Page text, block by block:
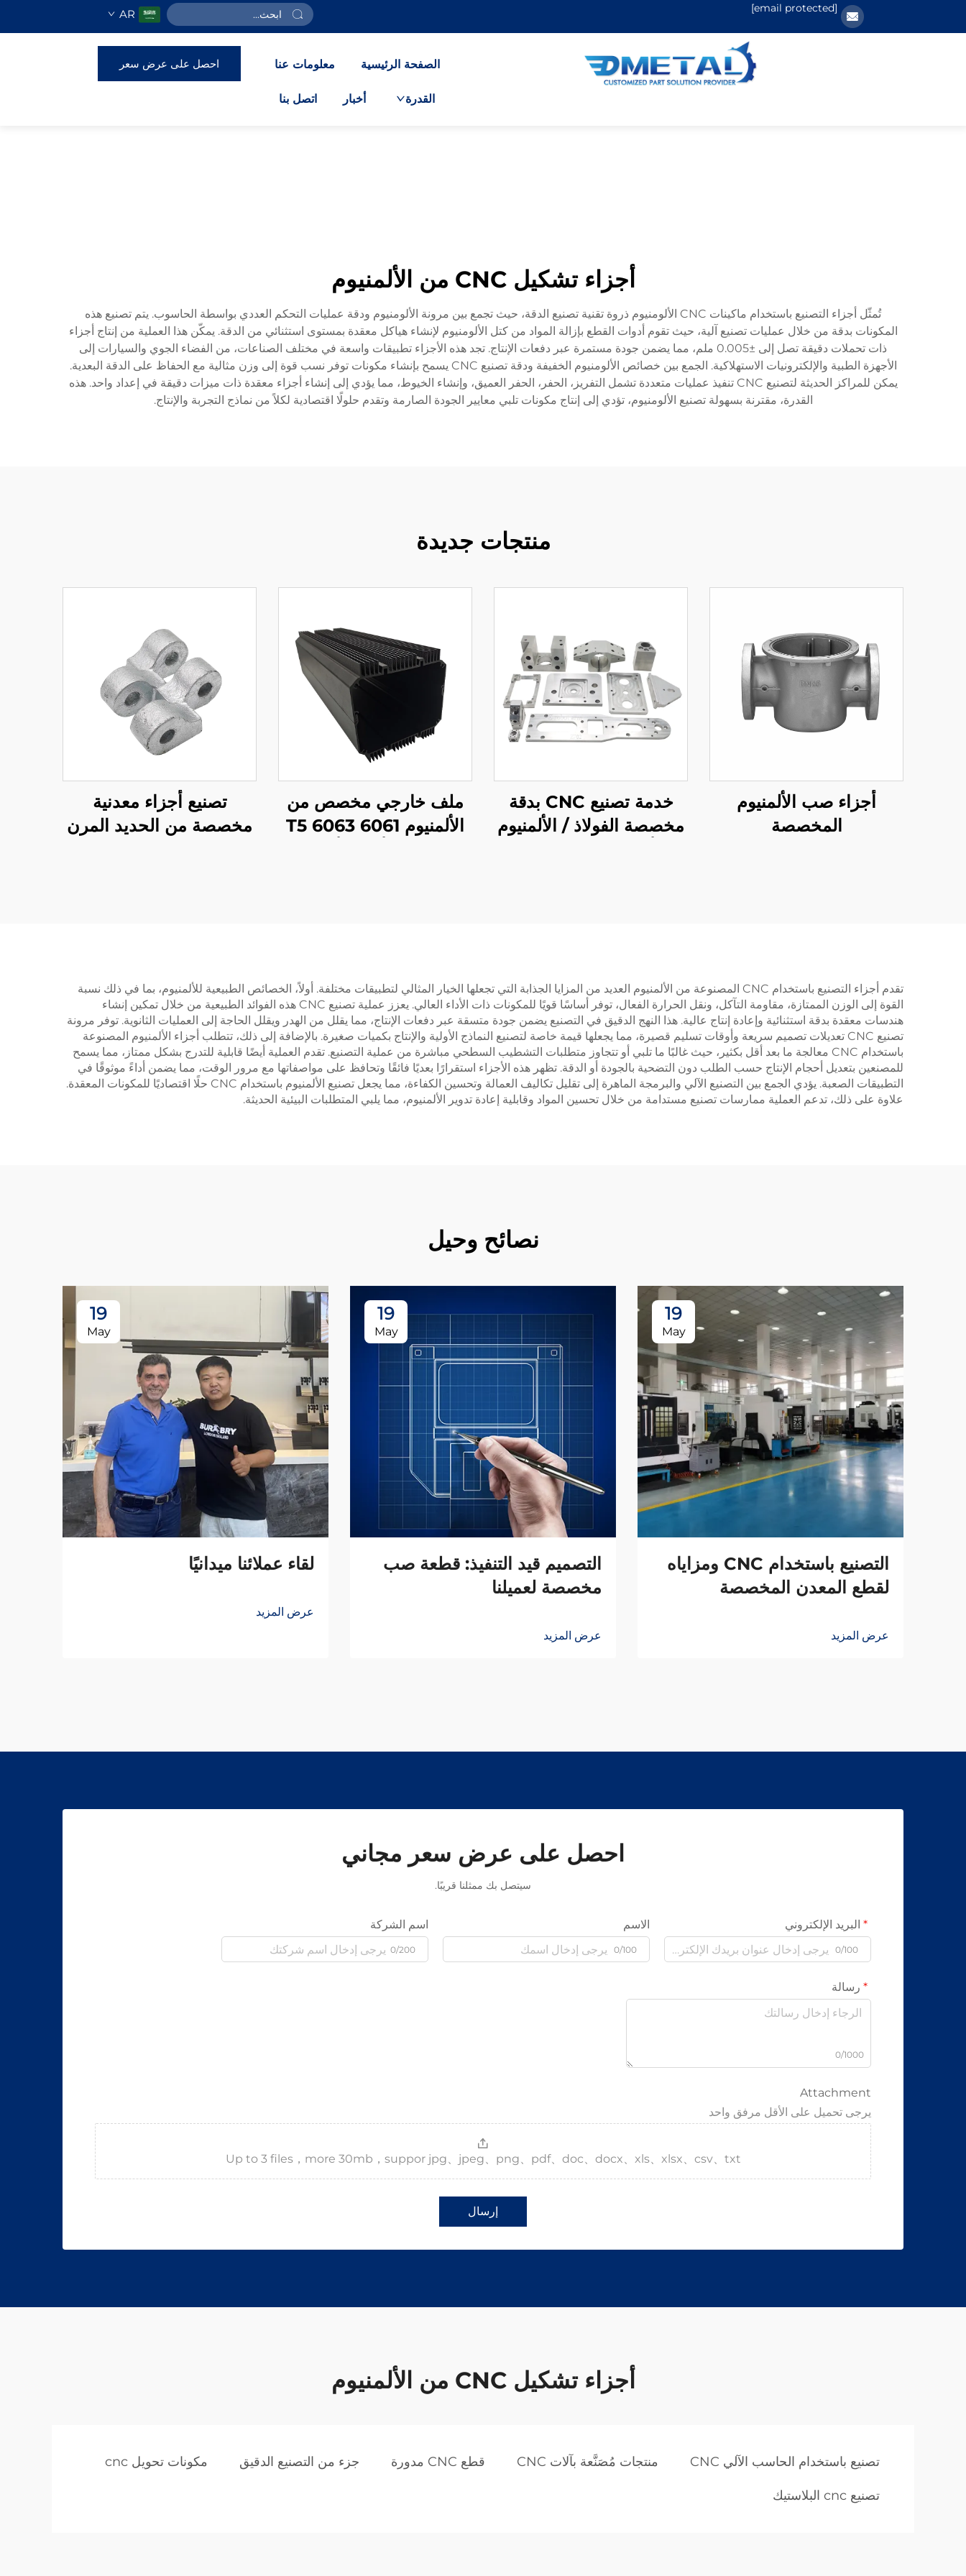
[email protected]
AR
الصفحة الرئيسية معلومات عنا
القدرة أخبار اتصل بنا
احصل على عرض سعر
أجزاء تشكيل CNC من الألمنيوم
تُمثّل أجزاء التصنيع باستخدام ماكينات CNC الألومنيوم ذروة تقنية تصنيع الدقة، حيث تجمع بين مرونة الألومنيوم ودقة عمليات التحكم العددي بواسطة الحاسوب. يتم تصنيع هذه
المكونات بدقة من خلال عمليات تصنيع آلية، حيث تقوم أدوات القطع بإزالة المواد من كتل الألومنيوم لإنشاء هياكل معقدة بمستوى استثنائي من الدقة. يمكّن هذا العملية من إنتاج أجزاء
ذات تحملات دقيقة تصل إلى ±0.005 ملم، مما يضمن جودة مستمرة عبر دفعات الإنتاج. تجد هذه الأجزاء تطبيقات واسعة في مختلف الصناعات، من الفضاء الجوي والسيارات إلى
الأجهزة الطبية والإلكترونيات الاستهلاكية. الجمع بين خصائص الألومنيوم الخفيفة ودقة تصنيع CNC يسمح بإنشاء مكونات توفر نسب قوة إلى وزن مثالية مع الحفاظ على الدقة البعدية.
يمكن للمراكز الحديثة لتصنيع CNC تنفيذ عمليات متعددة تشمل التفريز، الحفر، الحفر العميق، وإنشاء الخيوط، مما يؤدي إلى إنشاء أجزاء معقدة ذات ميزات دقيقة في إعداد واحد. هذه
القدرة، مقترنة بسهولة تصنيع الألومنيوم، تؤدي إلى إنتاج مكونات تلبي معايير الجودة الصارمة وتقدم حلولًا اقتصادية لكلاً من نماذج التجربة والإنتاج.
منتجات جديدة
أجزاء صب الألمنيوم
المخصصة
خدمة تصنيع CNC بدقة
مخصصة الفولاذ / الألمنيوم
ملف خارجي مخصص من
الألمنيوم 6061 6063 T5
تصنيع أجزاء معدنية
مخصصة من الحديد المرن
تقدم أجزاء التصنيع باستخدام CNC المصنوعة من الألمنيوم العديد من المزايا الجذابة التي تجعلها الخيار المثالي لتطبيقات مختلفة. أولاً، الخصائص الطبيعية للألمنيوم، بما في ذلك نسبة
القوة إلى الوزن الممتازة، مقاومة التآكل، ونقل الحرارة الفعال، توفر أساسًا قويًا للمكونات ذات الأداء العالي. يعزز عملية تصنيع CNC هذه الفوائد الطبيعية من خلال تمكين إنشاء
هندسات معقدة بدقة استثنائية وإعادة إنتاج عالية. هذا النهج الدقيق في التصنيع يضمن جودة متسقة عبر دفعات الإنتاج، مما يقلل من الهدر ويقلل الحاجة إلى العمليات الثانوية. توفر مرونة
تصنيع CNC تعديلات تصميم سريعة وأوقات تسليم قصيرة، مما يجعلها قيمة خاصة لتصنيع النماذج الأولية والإنتاج بكميات صغيرة. بالإضافة إلى ذلك، تتطلب أجزاء الألمنيوم المصنوعة
باستخدام CNC معالجة ما بعد أقل بكثير، حيث غالبًا ما تلبي أو تتجاوز متطلبات التشطيب السطحي مباشرة من عملية التصنيع. تقدم العملية أيضًا قابلية للتدرج بشكل ممتاز، مما يسمح
للمصنعين بتعديل أحجام الإنتاج حسب الطلب دون التضحية بالجودة أو الدقة. تظهر هذه الأجزاء استقرارًا بعديًا فائقًا وتحافظ على مواصفاتها مع مرور الوقت، مما يضمن أداءً موثوقًا في
التطبيقات الصعبة. يؤدي الجمع بين التصنيع الآلي والبرمجة الماهرة إلى تقليل تكاليف العمالة وتحسين الكفاءة، مما يجعل تصنيع الألمنيوم باستخدام CNC حلًا اقتصاديًا للمكونات المعقدة.
علاوة على ذلك، تدعم العملية ممارسات تصنيع مستدامة من خلال تحسين المواد وقابلية إعادة تدوير الألمنيوم، مما يلبي المتطلبات البيئية الحديثة.
نصائح وحيل
19
May
التصنيع باستخدام CNC ومزاياه
لقطع المعدن المخصصة
عرض المزيد
19
May
التصميم قيد التنفيذ: قطعة صب
مخصصة لعميلنا
عرض المزيد
19
May
لقاء عملائنا ميدانيًا
عرض المزيد
احصل على عرض سعر مجاني
سيتصل بك ممثلنا قريبًا.
البريد الإلكتروني
0/100
الاسم
0/100
اسم الشركة
0/200
رسالة
0/1000
Attachment
يرجى تحميل على الأقل مرفق واحد
Up to 3 files，more 30mb，suppor jpg、jpeg、png、pdf、doc、docx、xls、xlsx、csv、txt
إرسال
أجزاء تشكيل CNC من الألمنيوم
تصنيع باستخدام الحاسب الآلي CNC منتجات مُصَنَّعة بآلات CNC قطع CNC مدورة جزء من التصنيع الدقيق مكونات تحويل cnc
تصنيع cnc البلاستيك